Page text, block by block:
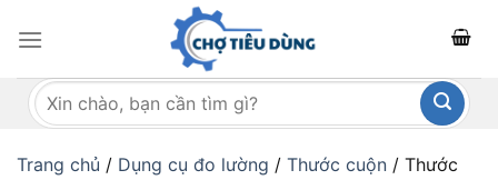
qua
dungTìm
kiếm:
Trang chủ / Dụng cụ đo lường / Thước cuộn / Thước